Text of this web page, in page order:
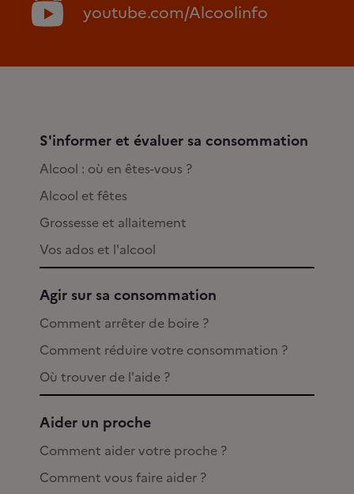
youtube.com/Alcoolinfo
S'informer et évaluer sa consommation
Alcool : où en êtes-vous ?
Alcool et fêtes
Grossesse et allaitement
Vos ados et l'alcool
Agir sur sa consommation
Comment arrêter de boire ?
Comment réduire votre consommation ?
Où trouver de l'aide ?
Aider un proche
Comment aider votre proche ?
Comment vous faire aider ?